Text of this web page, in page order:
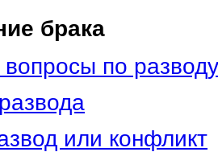
брака
по разводу
или конфликт